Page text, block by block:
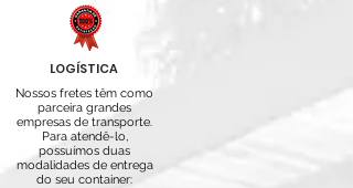
LOGÍSTICA
Nossos fretes têm como
parceira grandes
empresas de transporte.
Para atendê-lo,
possuímos duas
modalidades de entrega
do seu container: